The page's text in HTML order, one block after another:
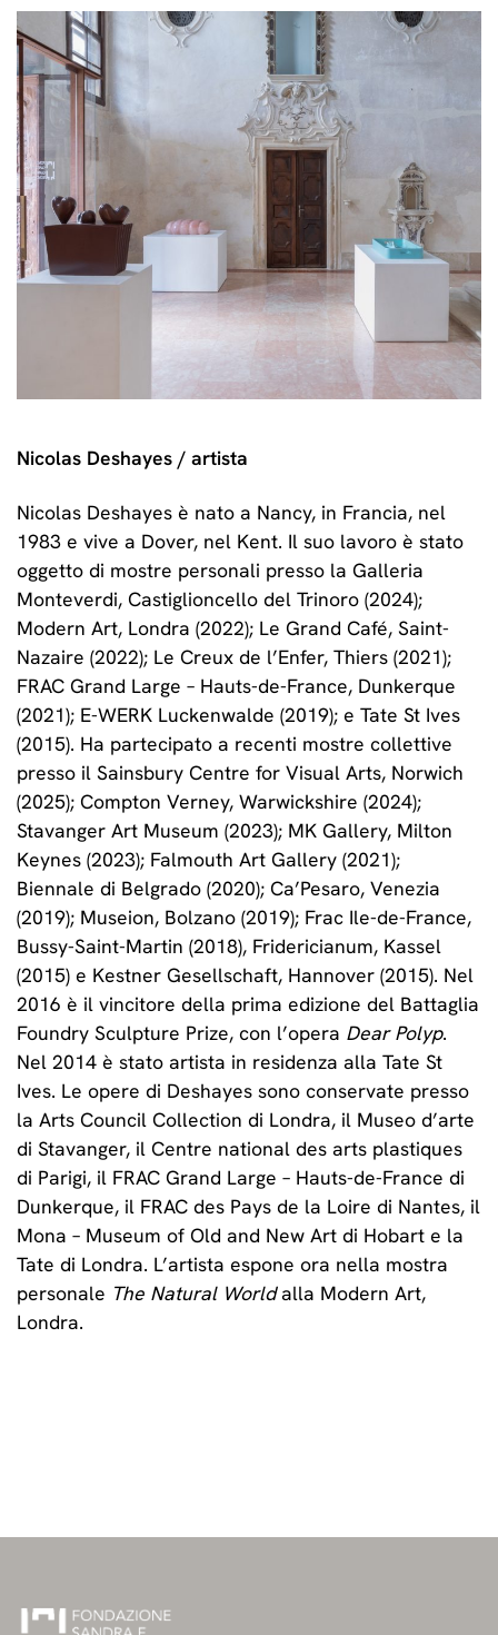
Nicolas Deshayes / artista
Nicolas Deshayes è nato a Nancy, in Francia, nel
1983 e vive a Dover, nel Kent. Il suo lavoro è stato
oggetto di mostre personali presso la Galleria
Monteverdi, Castiglioncello del Trinoro (2024);
Modern Art, Londra (2022); Le Grand Café, Saint-
Nazaire (2022); Le Creux de l’Enfer, Thiers (2021);
FRAC Grand Large – Hauts-de-France, Dunkerque
(2021); E-WERK Luckenwalde (2019); e Tate St Ives
(2015). Ha partecipato a recenti mostre collettive
presso il Sainsbury Centre for Visual Arts, Norwich
(2025); Compton Verney, Warwickshire (2024);
Stavanger Art Museum (2023); MK Gallery, Milton
Keynes (2023); Falmouth Art Gallery (2021);
Biennale di Belgrado (2020); Ca’Pesaro, Venezia
(2019); Museion, Bolzano (2019); Frac Ile-de-France,
Bussy-Saint-Martin (2018), Fridericianum, Kassel
(2015) e Kestner Gesellschaft, Hannover (2015). Nel
2016 è il vincitore della prima edizione del Battaglia
Foundry Sculpture Prize, con l’opera Dear Polyp.
Nel 2014 è stato artista in residenza alla Tate St
Ives. Le opere di Deshayes sono conservate presso
la Arts Council Collection di Londra, il Museo d’arte
di Stavanger, il Centre national des arts plastiques
di Parigi, il FRAC Grand Large – Hauts-de-France di
Dunkerque, il FRAC des Pays de la Loire di Nantes, il
Mona – Museum of Old and New Art di Hobart e la
Tate di Londra. L’artista espone ora nella mostra
personale The Natural Worldalla Modern Art,
Londra.